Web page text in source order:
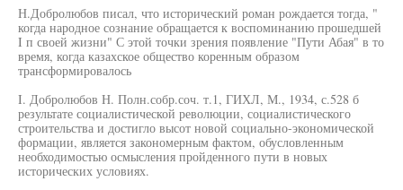
Н.Добролюбов писал, что исторический роман рождается тогда, "
когда народное сознание обращается к воспоминанию прошедшей
I п своей жизни" С этой точки зрения появление "Пути Абая" в то
время, когда казахское общество коренным образом
трансформировалось
I. Добролюбов Н. Полн.собр.соч. т.1, ГИХЛ, М., 1934, с.528 б
результате социалистической революции, социалистического
строительства и достигло высот новой социально-экономической
формации, является закономерным фактом, обусловленным
необходимостью осмысления пройденного пути в новых
исторических условиях.